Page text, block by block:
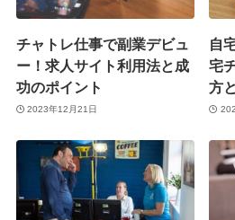
チャトレ仕事で副業デビュ
ー！求人サイト利用法と成
功のポイント
2023年12月21日
自
宅
方